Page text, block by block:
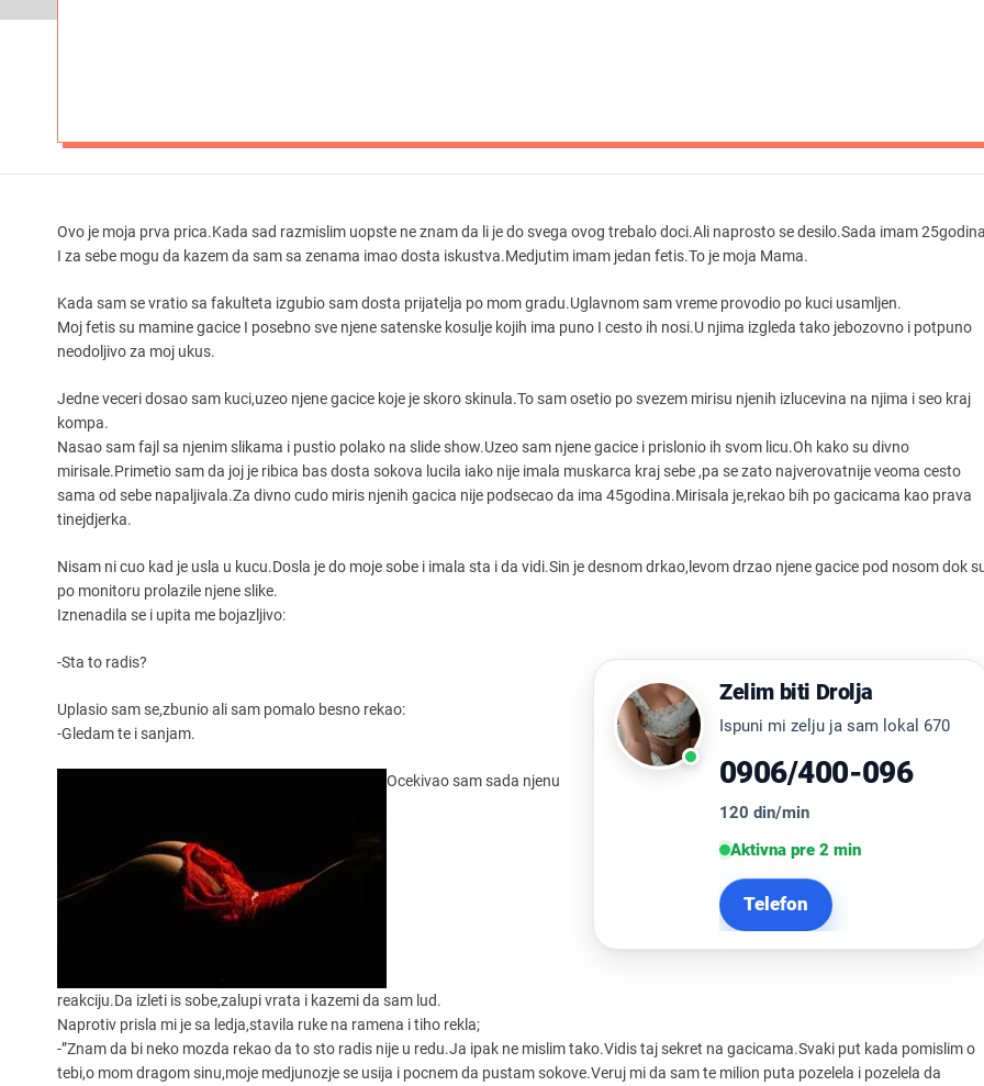
Ovo je moja prva prica.Kada sad razmislim uopste ne znam da li je do svega ovog trebalo doci.Ali naprosto se desilo.Sada imam 25godina
I za sebe mogu da kazem da sam sa zenama imao dosta iskustva.Medjutim imam jedan fetis.To je moja Mama.
Kada sam se vratio sa fakulteta izgubio sam dosta prijatelja po mom gradu.Uglavnom sam vreme provodio po kuci usamljen.
Moj fetis su mamine gacice I posebno sve njene satenske kosulje kojih ima puno I cesto ih nosi.U njima izgleda tako jebozovno i potpuno
neodoljivo za moj ukus.
Jedne veceri dosao sam kuci,uzeo njene gacice koje je skoro skinula.To sam osetio po svezem mirisu njenih izlucevina na njima i seo kraj
kompa.
Nasao sam fajl sa njenim slikama i pustio polako na slide show.Uzeo sam njene gacice i prislonio ih svom licu.Oh kako su divno
mirisale.Primetio sam da joj je ribica bas dosta sokova lucila iako nije imala muskarca kraj sebe ,pa se zato najverovatnije veoma cesto
sama od sebe napaljivala.Za divno cudo miris njenih gacica nije podsecao da ima 45godina.Mirisala je,rekao bih po gacicama kao prava
tinejdjerka.
Nisam ni cuo kad je usla u kucu.Dosla je do moje sobe i imala sta i da vidi.Sin je desnom drkao,levom drzao njene gacice pod nosom dok
po monitoru prolazile njene slike.
Iznenadila se i upita me bojazljivo:
Zelim biti Drolja
Ispuni mi zelju ja sam lokal 670
0906/400-096
120 din/min
Aktivna pre 2 min
Telefon
-Sta to radis?
Uplasio sam se,zbunio ali sam pomalo besno rekao:
-Gledam te i sanjam.
Ocekivao sam sada njenu
reakciju.Da izleti is sobe,zalupi vrata i kazemi da sam lud.
Naprotiv prisla mi je sa ledja,stavila ruke na ramena i tiho rekla;
-”Znam da bi neko mozda rekao da to sto radis nije u redu.Ja ipak ne mislim tako.Vidis taj sekret na gacicama.Svaki put kada pomislim o
tebi,o mom dragom sinu,moje medjunozje se usija i pocnem da pustam sokove.Veruj mi da sam te milion puta pozelela i pozelela da